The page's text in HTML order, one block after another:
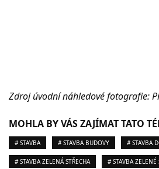
Zdroj úvodní náhledové fotografie:
MOHLA BY VÁS ZAJÍMAT TATO
# STAVBA # STAVBA BUDOVY # STAVBA
# STAVBA ZELENÁ STŘECHA # STAVBA ZELENÉ